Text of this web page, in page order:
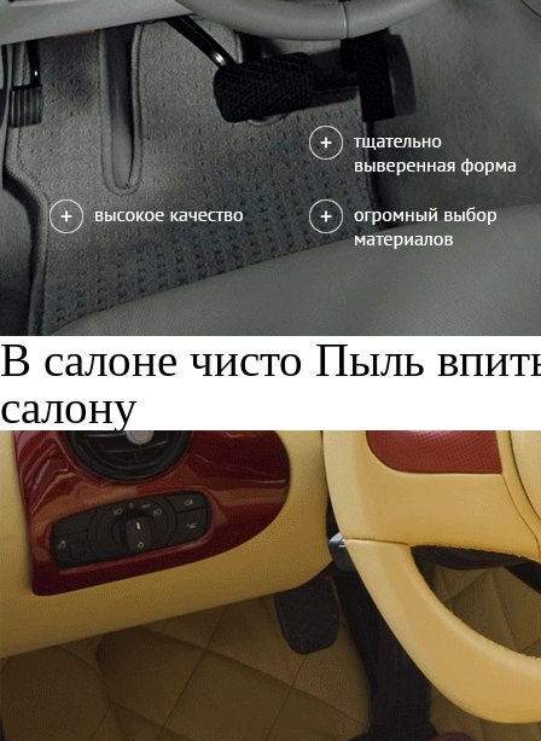
В салоне чисто Пыль
салону